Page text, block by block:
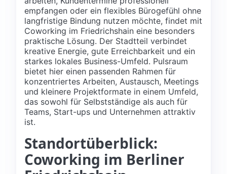
empfangen oder ein flexibles Bürogefühl ohne
langfristige Bindung nutzen möchte, findet mit
Coworking im Friedrichshain eine besonders
praktische Lösung. Der Stadtteil verbindet
kreative Energie, gute Erreichbarkeit und ein
starkes lokales Business-Umfeld. Pulsraum
bietet hier einen passenden Rahmen für
konzentriertes Arbeiten, Austausch, Meetings
und kleinere Projektformate in einem Umfeld,
das sowohl für Selbstständige als auch für
Teams, Start-ups und Unternehmen attraktiv
ist.
Standortüberblick:
Coworking im Berliner